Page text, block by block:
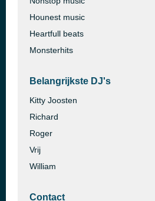
Hounest music
Heartfull beats
Monsterhits
Belangrijkste DJ's
Kitty Joosten
Richard
Roger
Vrij
William
Contact